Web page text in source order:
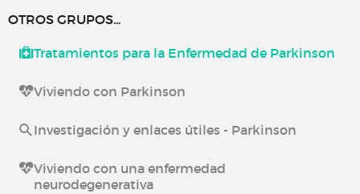
OTROS GRUPOS...
Tratamientos para la Enfermedad de Parkinson
Viviendo con Parkinson
Investigación y enlaces útiles - Parkinson
Viviendo con una enfermedad
neurodegenerativa